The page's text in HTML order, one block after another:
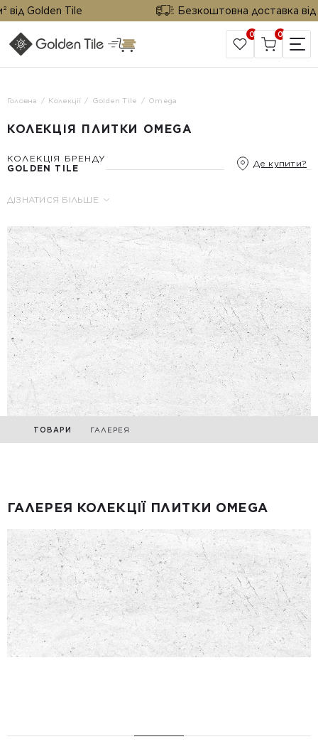
Golden Tile Безкоштовна доставка від
САЙТ КОМПАНІЇ
0 0
Головна Колекції Golden Tile Omega
КОЛЕКЦІЯ ПЛИТКИ OMEGA
КОЛЕКЦІЯ БРЕНДУ
GOLDEN TILE
Де купити?
ДІЗНАТИСЯ БІЛЬШЕ
ТОВАРИ ГАЛЕРЕЯ
ГАЛЕРЕЯ КОЛЕКЦІЇ ПЛИТКИ OMEGA